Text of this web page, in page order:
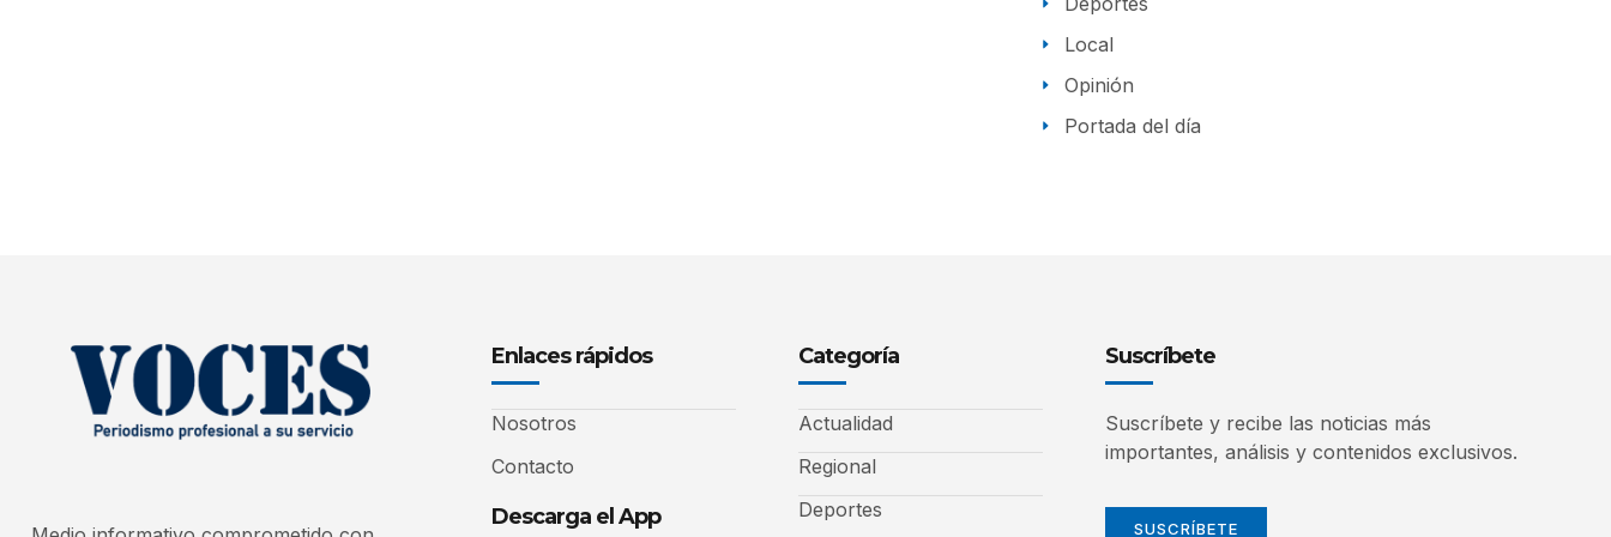
Local
Opinión
Portada del día
Enlaces rápidos
Nosotros
Contacto
Descarga el App
Categoría
Actualidad
Regional
Deportes
Suscríbete
Suscríbete y recibe las noticias más
importantes, análisis y contenidos exclusivos.
SUSCRÍBETE